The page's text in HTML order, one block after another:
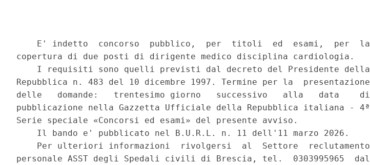
    E' indetto  concorso  pubblico,  per  titoli  ed  esami,  per  la
copertura di due posti di dirigente medico disciplina cardiologia.
    I requisiti sono quelli previsti dal decreto del Presidente della
Repubblica n. 483 del 10 dicembre 1997. Termine per la  presentazione
delle   domande:   trentesimo giorno   successivo   alla   data    di
pubblicazione nella Gazzetta Ufficiale della Repubblica italiana - 4ª
Serie speciale «Concorsi ed esami» del presente avviso.
    Il bando e' pubblicato nel B.U.R.L. n. 11 dell'11 marzo 2026.
    Per ulteriori informazioni  rivolgersi  al  Settore  reclutamento
personale ASST degli Spedali civili di Brescia, tel.  0303995965  dal